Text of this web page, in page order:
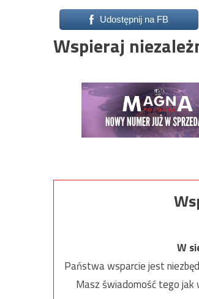
Udostępnij na FB
Wspieraj
W
Państwa wsparcie jest
Masz świadomość tego jak